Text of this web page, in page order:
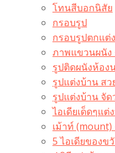
โทนสีบอกนิสัย
กรอบรูป
กรอบรูปตกแต่
ภาพแขวนผนัง
รูปติดผนังห้อง
รูปแต่งบ้าน สว
รูปแต่งบ้าน จั
ไอเดียเด็ดๆแ
เม้าท์ (mount)
5 ไอเดียของ